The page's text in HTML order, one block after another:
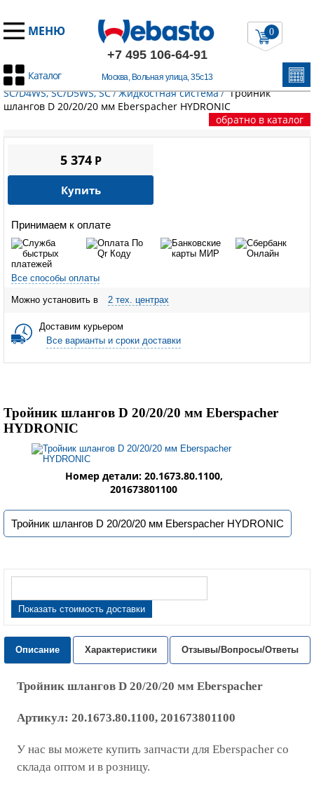
МЕНЮ
+7 495 106-64-91
Москва, Вольная улица, 35с13
Каталог
0
Главная / Запчасти Эберспехер/ HYDRONIC B4WS, SC/B5WS,
SC/D4WS, SC/D5WS, SC/Жидкостная система/ Тройник
шлангов D 20/20/20 мм Eberspacher HYDRONIC
обратно в каталог
Принимаем к оплате
Все способы оплаты
Можно установить в 2 тех. центрах
Доставим курьером
Все варианты и сроки доставки
5 374P
Купить
Тройник шлангов D 20/20/20 мм Eberspacher
HYDRONIC
Номер детали: 20.1673.80.1100,
201673801100
Тройник шлангов D 20/20/20 мм Eberspacher HYDRONIC
Показать стоимость доставки
Описание Характеристики Отзывы/Вопросы/Ответы
Тройник шлангов D 20/20/20 мм Eberspacher
Артикул: 20.1673.80.1100, 201673801100
У нас вы можете купить запчасти для Eberspacher со
склада оптом и в розницу.